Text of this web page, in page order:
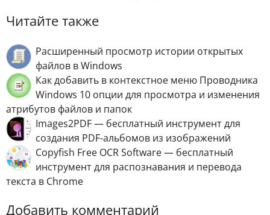
Читайте также
Расширенный просмотр истории открытых
файлов в Windows
Как добавить в контекстное меню Проводника
Windows 10 опции для просмотра и изменения
атрибутов файлов и папок
Images2PDF — бесплатный инструмент для
создания PDF-альбомов из изображений
Copyfish Free OCR Software — бесплатный
инструмент для распознавания и перевода
текста в Chrome
Добавить комментарий